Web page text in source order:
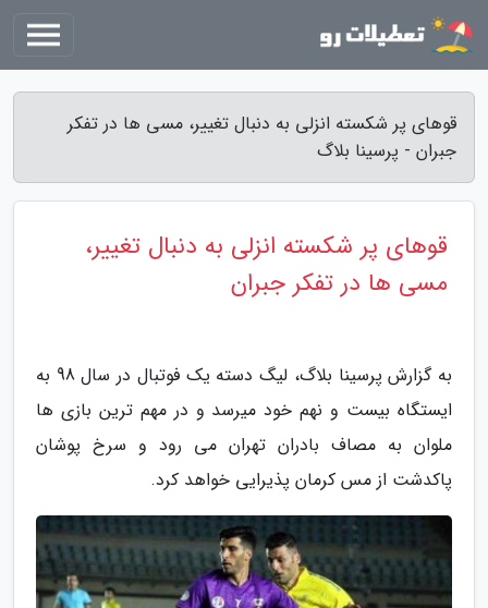
قوهای پر شکسته انزلی به دنبال تغییر، مسی ها در تفکر
جبران - پرسینا بلاگ
قوهای پر شکسته انزلی به دنبال تغییر،
مسی ها در تفکر جبران
به گزارش پرسینا بلاگ، لیگ دسته یک فوتبال در سال 98 به
ایستگاه بیست و نهم خود میرسد و در مهم ترین بازی ها
ملوان به مصاف بادران تهران می رود و سرخ پوشان
پاکدشت از مس کرمان پذیرایی خواهد کرد.